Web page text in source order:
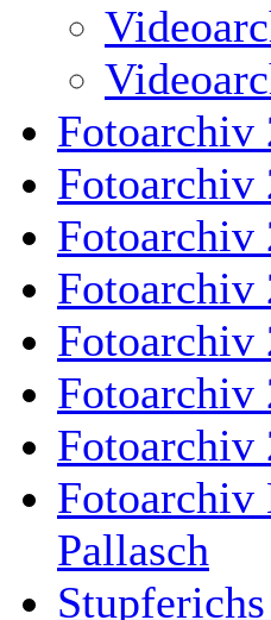
Fotoarchiv
Fotoarchiv
Fotoarchiv
Fotoarchiv
Fotoarchiv
Fotoarchiv
Fotoarchiv
Fotoarchiv
Pallasch